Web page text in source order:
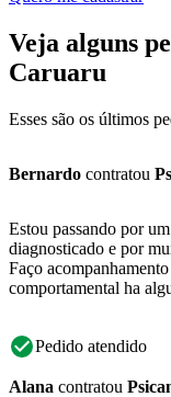
Veja alguns
Caruaru
Esses são os últimos
Bernardo contratou
Estou passando por
diagnosticado e por
Faço
comportamental ha
Pedido atendido
Alana contratou